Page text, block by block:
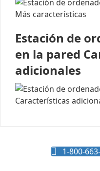
Estación de
en la pared
adicionales
1-800-